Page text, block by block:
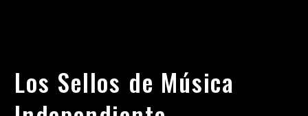
Los Sellos de Música